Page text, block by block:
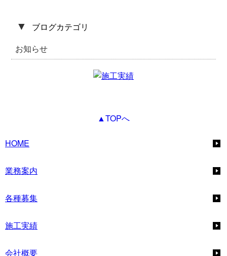
▼ ブログカテゴリ
お知らせ
▲TOPへ
HOME
業務案内
各種募集
施工実績
会社概要